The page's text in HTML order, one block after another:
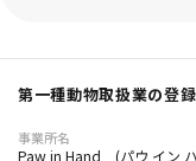
第一種動物取扱業の登
事業所名
Paw in Hand (パウ イン